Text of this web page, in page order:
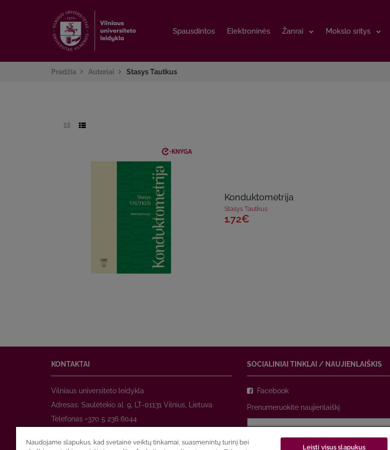
Spausdintos Elektroninės Žanrai Mokslo sritys
Spausdintos Elektroninės Žanrai Mokslo sritys
Pradžia Autoriai Stasys Tautkus
Konduktometrija
Stasys Tautkus
1.72€
KONTAKTAI
Vilniaus universiteto leidykla
Adresas: Saulėtekio al. 9, LT-01131 Vilnius, Lietuva
Telefonas +370 5 236 6044
El. paštasprekyba@leidykla.vu.lt
SOCIALINIAI TINKLAI / NAUJIENLAIŠKIS
Facebook
Prenumeruokite naujienlaiškį
Naudojame slapukus, kad svetainė veiktų tinkamai, suasmenintų turinį bei
Leisti visus slapukus